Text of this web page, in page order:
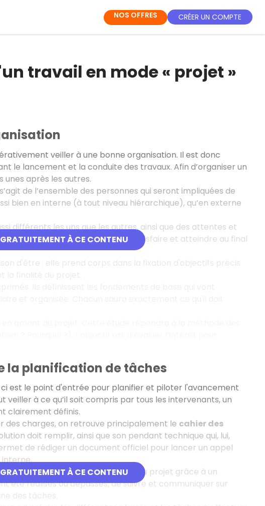
NOS OFFRES CRÉER UN COMPTE
travail en mode « projet »
À CE CONTENU
veiller à une bonne organisation. Il est donc
le lancement et la conduite des travaux. Afin d’organiser un
après les autres.
de l’ensemble des personnes qui seront impliquées de
bien en interne (à tout niveau hiérarchique), qu’en externe
différents les uns que les autres, ainsi que des attentes et
ces différents profils afin de les satisfaire et atteindre au final
À CE CONTENU
la planification de tâches
est le point d'entrée pour planifier et piloter l'avancement
à ce qu’il soit compris par tous les intervenants, un
clairement définis.
des charges, on retrouve principalement le cahier des
doit remplir, ainsi que son pendant technique qui, lui,
de rédiger un document officiel pour lancer un appel
interne.
et ordonnancer les tâches du projet grâce à un
été réalisés ou dépassés, de suivre et communiquer sur
des tâches.